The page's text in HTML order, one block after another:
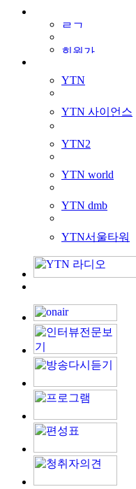
YTN
YTN 사이언스
YTN2
YTN world
YTN dmb
YTN서울타워